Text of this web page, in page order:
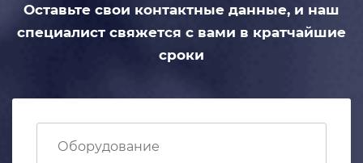
Оставьте свои контактные данные, и наш
специалист свяжется с вами в кратчайшие
сроки